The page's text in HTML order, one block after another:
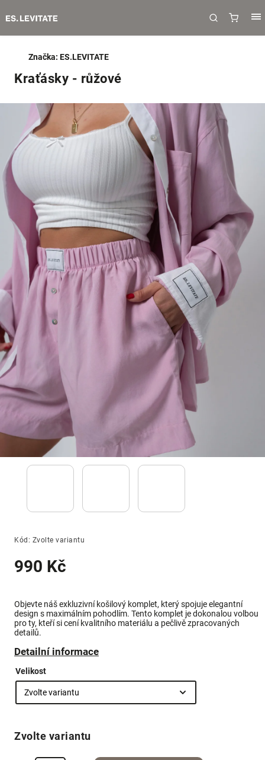
Kraťásky - růžové
Kód: Zvolte variantu
990 Kč
Objevte náš exkluzivní košilový komplet, který spojuje elegantní
design s maximálním pohodlím. Tento komplet je dokonalou volbou
pro ty, kteří si cení kvalitního materiálu a pečlivě zpracovaných
detailů.
Detailní informace
Značka: ES.LEVITATE
Velikost
Zvolte variantu